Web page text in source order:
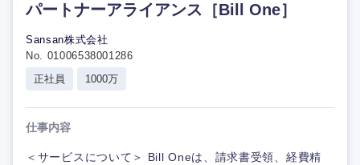
パートナーアライアンス［Bill One］
Sansan株式会社
No. 01006538001286
正社員
1000万
仕事内容
＜サービスについて＞ Bill Oneは、請求書受領、経費精